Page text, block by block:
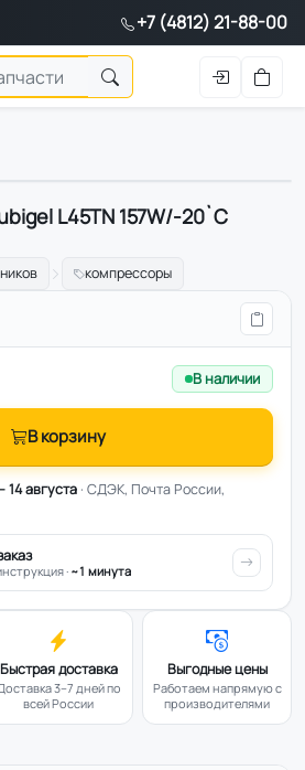
+7 (4812) 21-88-00
L45TN 157W/-20`C
компрессоры
В наличии
В корзину
14 августа · СДЭК, Почта России,
· ~1 минута
Быстрая доставка
3–7 дней по
всей России
Выгодные цены
Работаем напрямую с
производителями